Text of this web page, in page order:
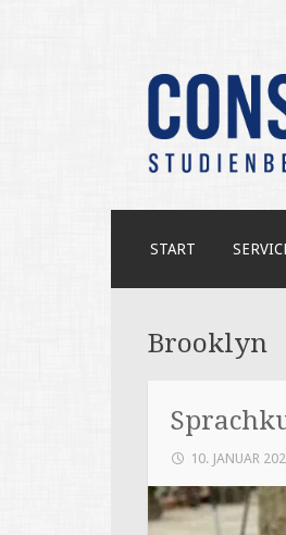
SPRINGEN
START
Brooklyn
10. JANUAR